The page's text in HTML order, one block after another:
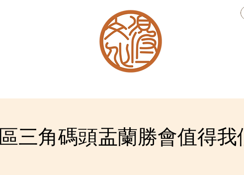
三角碼頭盂蘭勝會值得我